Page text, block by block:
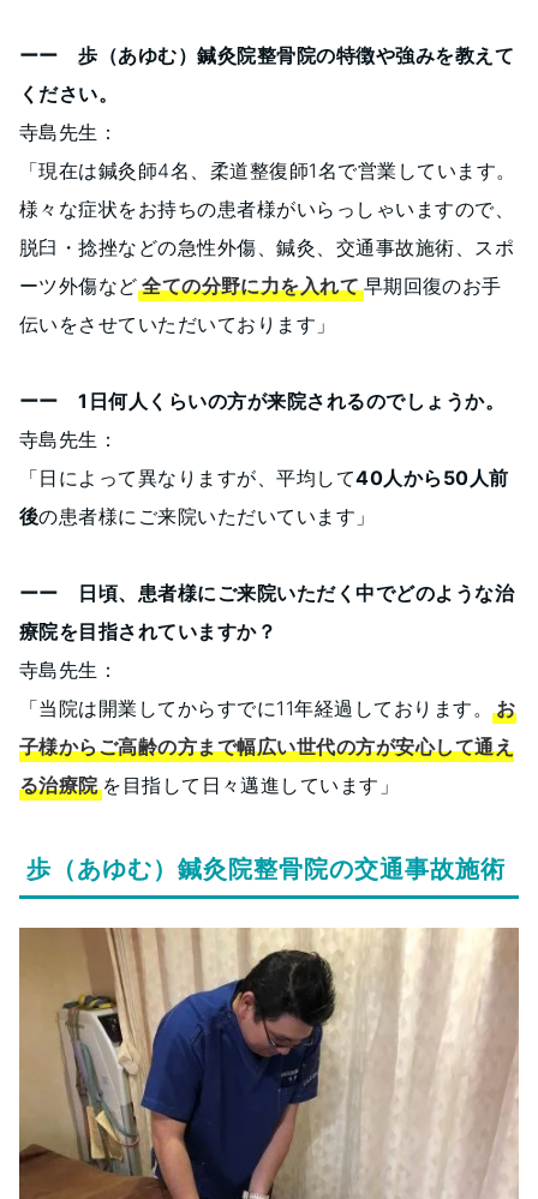
ーー 歩（あゆむ）鍼灸院整骨院の特徴や強みを教えて
ください。
寺島先生：
「現在は鍼灸師4名、柔道整復師1名で営業しています。
様々な症状をお持ちの患者様がいらっしゃいますので、
脱臼・捻挫などの急性外傷、鍼灸、交通事故施術、スポ
ーツ外傷など 全ての分野に力を入れて早期回復のお手
伝いをさせていただいております」
ーー 1日何人くらいの方が来院されるのでしょうか。
寺島先生：
「日によって異なりますが、平均して40人から50人前
後の患者様にご来院いただいています」
ーー 日頃、患者様にご来院いただく中でどのような治
療院を目指されていますか？
寺島先生：
「当院は開業してからすでに11年経過しております。
お
子様からご高齢の方まで幅広い世代の方が安心して通え
る治療院 を目指して日々邁進しています」
歩（あゆむ）鍼灸院整骨院の交通事故施術